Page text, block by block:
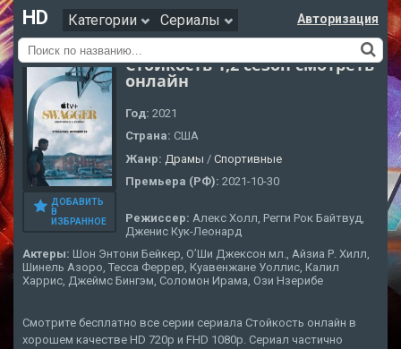
HD Категории Сериалы Авторизация
ДОБАВИТЬ
В
ИЗБРАННОЕ
Стойкость 1,2 сезон смотреть
онлайн
Год: 2021
Страна: США
Жанр: Драмы / Cпортивные
Премьера (РФ): 2021-10-30
Режиссер: Алекс Холл, Регги Рок Байтвуд,
Дженис Кук-Леонард
Актеры: Шон Энтони Бейкер, О’Ши Джексон мл., Айзиа Р. Хилл,
Шинель Азоро, Тесса Феррер, Куавенжане Уоллис, Калил
Харрис, Джеймс Бингэм, Соломон Ирама, Ози Нзерибе
Смотрите бесплатно все серии сериала Стойкость онлайн в
хорошем качестве HD 720p и FHD 1080p. Сериал частично